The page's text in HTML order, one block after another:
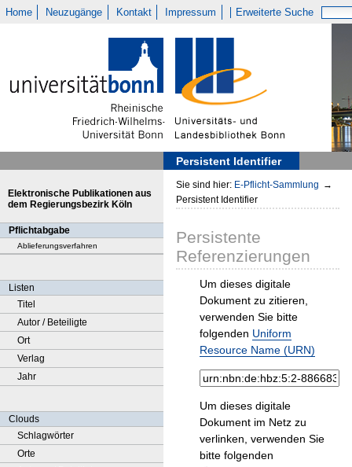
Home Neuzugänge Kontakt Impressum Erweiterte Suche
Persistent Identifier
Elektronische Publikationen aus
dem Regierungsbezirk Köln
Pflichtabgabe
Ablieferungsverfahren
Listen
Titel
Autor / Beteiligte
Ort
Verlag
Jahr
Clouds
Schlagwörter
Orte
Sie sind hier: E-Pflicht-Sammlung →
Persistent Identifier
Persistente
Referenzierungen
Um dieses digitale
Dokument zu zitieren,
verwenden Sie bitte
folgenden Uniform
Resource Name (URN)
Um dieses digitale
Dokument im Netz zu
verlinken, verwenden Sie
bitte folgenden